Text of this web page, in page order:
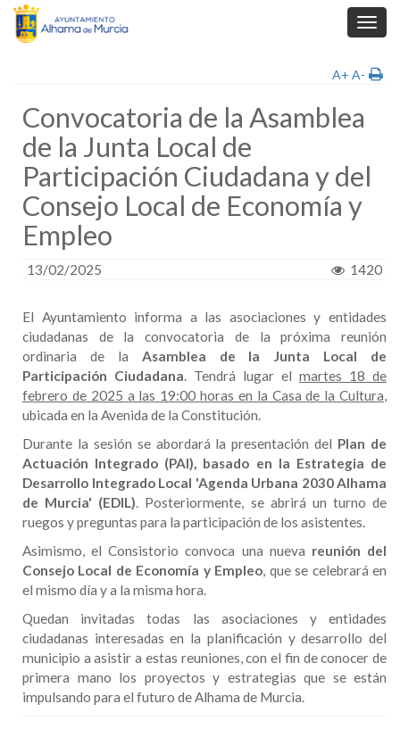
A+ A-
Convocatoria de la Asamblea
de la Junta Local de
Participación Ciudadana y del
Consejo Local de Economía y
Empleo
13/02/2025 1420
El Ayuntamiento informa a las asociaciones y entidades
ciudadanas de la convocatoria de la próxima reunión
ordinaria de la Asamblea de la Junta Local de
Participación Ciudadana. Tendrá lugar el martes 18 de
febrero de 2025 a las 19:00 horas en la Casa de la Cultura,
ubicada en la Avenida de la Constitución.
Durante la sesión se abordará la presentación del Plan de
Actuación Integrado (PAI), basado en la Estrategia de
Desarrollo Integrado Local 'Agenda Urbana 2030 Alhama
de Murcia' (EDIL). Posteriormente, se abrirá un turno de
ruegos y preguntas para la participación de los asistentes.
Asimismo, el Consistorio convoca una nueva reunión del
Consejo Local de Economía y Empleo, que se celebrará en
el mismo día y a la misma hora.
Quedan invitadas todas las asociaciones y entidades
ciudadanas interesadas en la planificación y desarrollo del
municipio a asistir a estas reuniones, con el fin de conocer de
primera mano los proyectos y estrategias que se están
impulsando para el futuro de Alhama de Murcia.